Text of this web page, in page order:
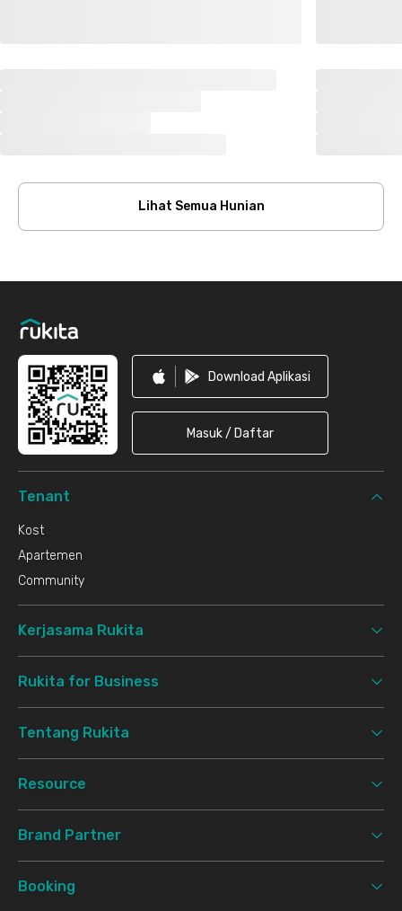
Lihat Semua Hunian
Download Aplikasi
Masuk / Daftar
Tenant
Kost
Apartemen
Community
Kerjasama Rukita
Rukita for Business
Tentang Rukita
Resource
Brand Partner
Booking